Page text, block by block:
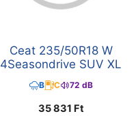
Ceat 235/50R18 W
4Seasondrive SUV XL
B C 72 dB
35 831 Ft